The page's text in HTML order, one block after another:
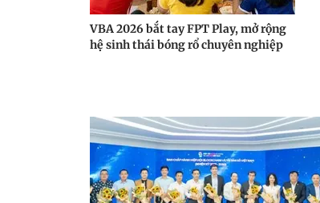
VBA 2026 bắt tay FPT Play, mở rộng
hệ sinh thái bóng rổ chuyên nghiệp